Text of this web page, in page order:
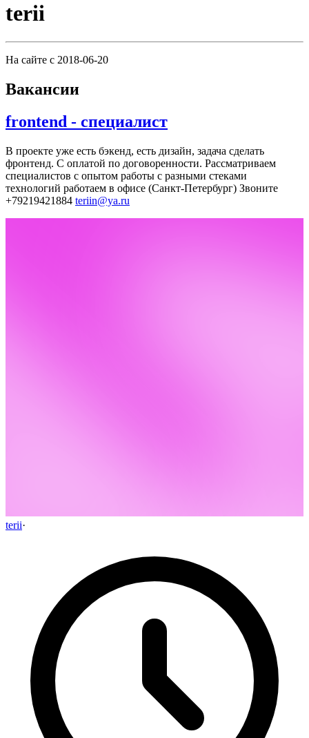
terii
На сайте с 2018-06-20
Вакансии
frontend - специалист
В проекте уже есть бэкенд, есть дизайн, задача сделать
фронтенд. С оплатой по договоренности. Рассматриваем
специалистов с опытом работы с разными стеками
технологий работаем в офисе (Санкт-Петербург) Звоните
+79219421884 teriin@ya.ru
terii·